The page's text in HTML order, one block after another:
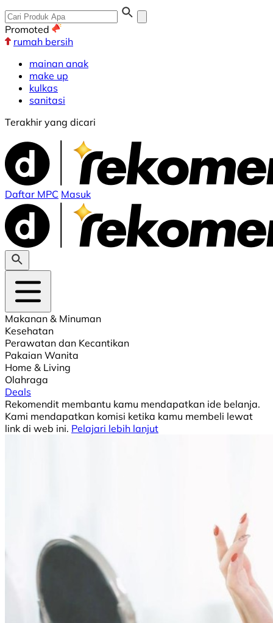
Promoted
rumah bersih
mainan anak
make up
kulkas
sanitasi
Terakhir yang dicari
Daftar MPC Masuk
Makanan & Minuman
Kesehatan
Perawatan dan Kecantikan
Pakaian Wanita
Home & Living
Olahraga
Deals
Rekomendit membantu kamu mendapatkan ide belanja.
Kami mendapatkan komisi ketika kamu membeli lewat
link di web ini. Pelajari lebih lanjut